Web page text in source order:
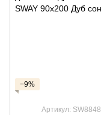
−9%
Артикул: SW8848